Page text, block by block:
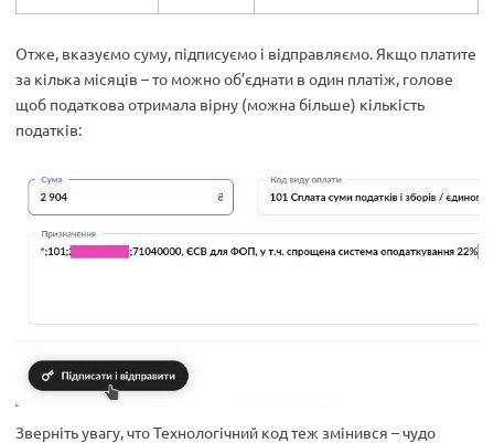
Отже, вказуємо суму, підписуємо і відправляємо. Якщо платите
за кілька місяців – то можно об’єднати в один платіж, голове
щоб податкова отримала вірну (можна більше) кількість
податків:
Зверніть увагу, что Технологічний код теж змінився – чудо